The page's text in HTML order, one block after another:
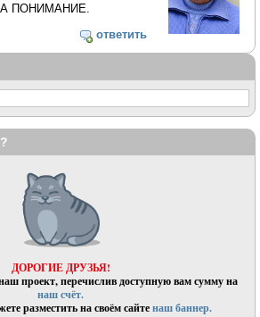
ПОНИМАНИЕ.
ответить
ДОРОГИЕ ДРУЗЬЯ!
проект, перечислив доступную вам сумму на
наш счёт.
разместить на своём сайтенаш баннер.